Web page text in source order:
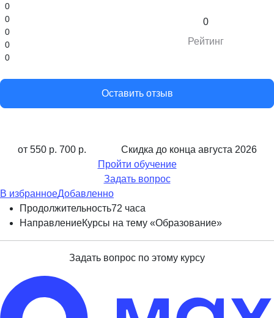
0
0
0
0
0
0
Рейтинг
Оставить отзыв
от 550 р. 700 р. Скидка до конца августа 2026
Пройти обучение
Задать вопрос
В избранноеДобавленно
Продолжительность72 часа
НаправлениеКурсы на тему «Образование»
Задать вопрос по этому курсу